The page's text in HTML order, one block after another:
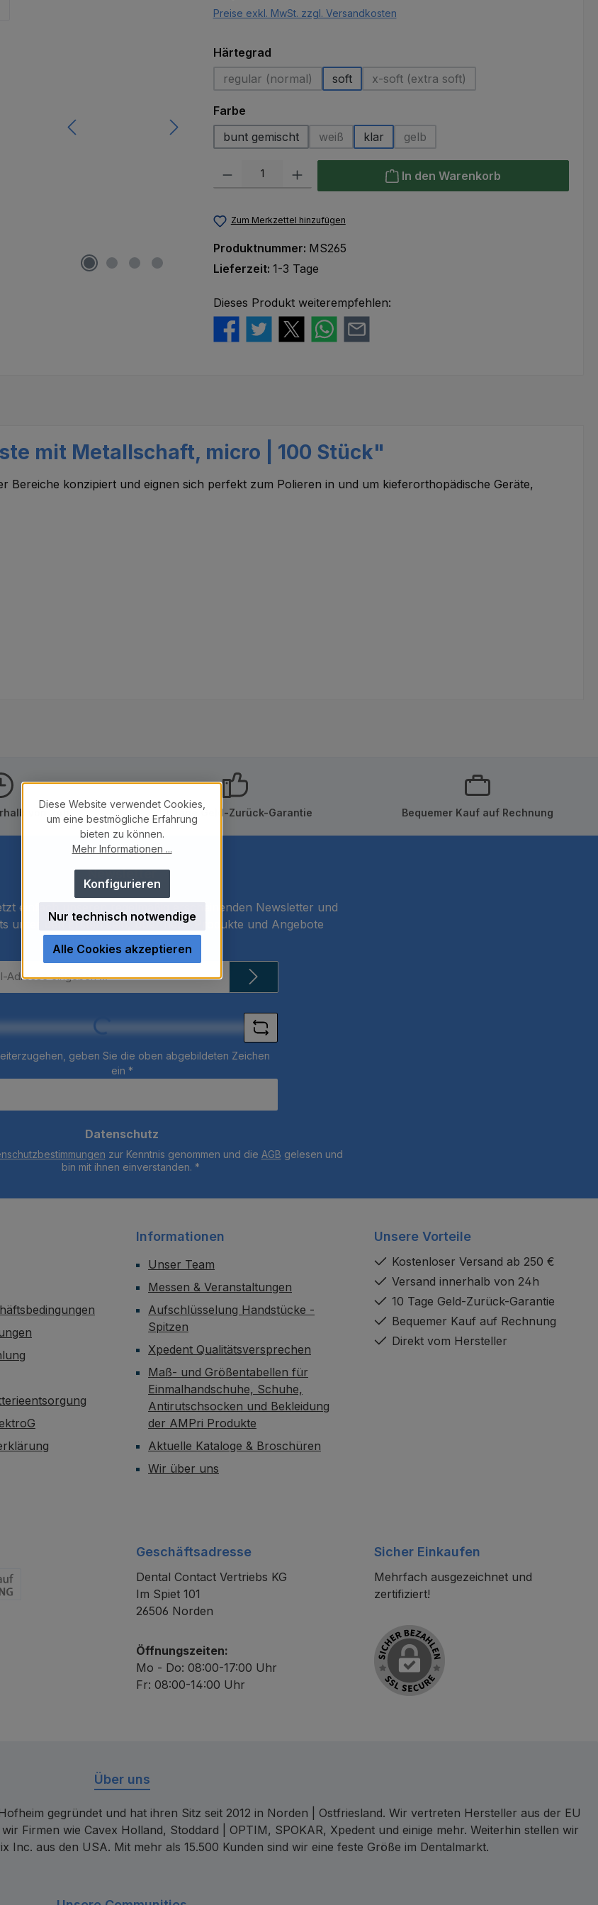
Preise exkl. MwSt. zzgl. Versandkosten
Härtegradauswählen
regular (normal)
(Diese Option ist zurzeit nicht verfügbar.)
soft x-soft (extra soft)
(Diese Option ist zurzeit nicht
Farbeauswählen
bunt gemischt
weiß
(Diese Option ist zurzeit nicht verfügbar.)
klar gelb
(Diese Option ist zurzeit nicht
Produkt Anzahl: Gib den gewünschten Wert ein oder benutze die Schaltflächen
In den Warenkorb
Zum Merkzettel hinzufügen
Produktnummer: MS265
Lieferzeit: 1-3 Tage
Dieses Produkt weiterempfehlen:
mit Metallschaft, micro | 100 Stück"
Bereiche konzipiert und eignen sich perfekt zum Polieren in und um kieferorthopädische Geräte,
von 24h 10 Tage Geld-Zurück-Garantie Bequemer Kauf auf Rechnung
Newsletter
einfach unseren regelmäßig erscheinenden Newsletter und
unter den Ersten sein, über neue Produkte und Angebote
informiert werden.
Loading...
geben Sie die oben abgebildeten Zeichen
ein *
Datenschutz
zur Kenntnis genommen und die AGB gelesen und
bin mit ihnen einverstanden. *
Informationen
Unser Team
Messen & Veranstaltungen
Aufschlüsselung Handstücke -
Spitzen
Xpedent Qualitätsversprechen
Maß- und Größentabellen für
Einmalhandschuhe, Schuhe,
Antirutschsocken und Bekleidung
der AMPri Produkte
Aktuelle Kataloge & Broschüren
Wir über uns
Unsere Vorteile
Kostenloser Versand ab 250 €
Versand innerhalb von 24h
10 Tage Geld-Zurück-Garantie
Bequemer Kauf auf Rechnung
Direkt vom Hersteller
Geschäftsadresse
Dental Contact Vertriebs KG
Im Spiet 101
26506 Norden
Öffnungszeiten:
Mo - Do: 08:00-17:00 Uhr
Fr: 08:00-14:00 Uhr
Sicher Einkaufen
Mehrfach ausgezeichnet und
zertifiziert!
Über uns
gegründet und hat ihren Sitz seit 2012 in Norden | Ostfriesland. Wir vertreten Hersteller aus der EU
Firmen wie Cavex Holland, Stoddard | OPTIM, SPOKAR, Xpedent und einige mehr. Weiterhin stellen wir
Inc. aus den USA. Mit mehr als 15.500 Kunden sind wir eine feste Größe im Dentalmarkt.
Diese Website verwendet Cookies,
um eine bestmögliche Erfahrung
bieten zu können.
Mehr Informationen ...
Nur technisch notwendige
Konfigurieren
Alle Cookies akzeptieren